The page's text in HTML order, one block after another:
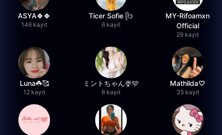
ASYA🍀🍀
146 kayıt
Ticer Sofie ᥫ᭡
6 kayıt
MY-Rifoamxn
Official
29 kayıt
Luna☘️🥰
12 kayıt
ミントちゃん🍨🩵
6 kayıt
Mathilda♡︎
35 kayıt